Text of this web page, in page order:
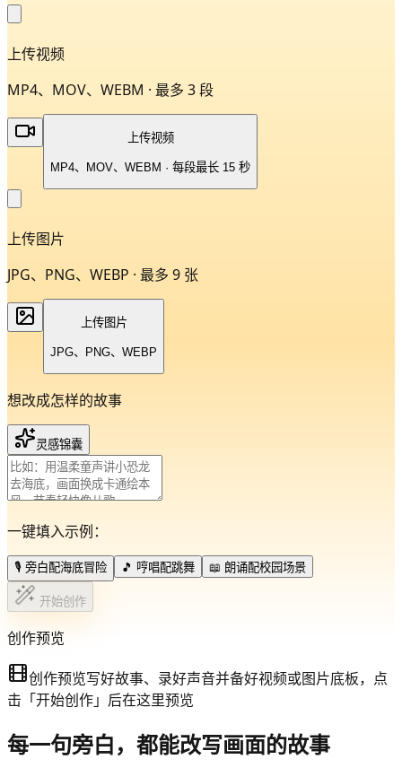
上传视频
MP4、MOV、WEBM · 最多 3 段
上传视频
MP4、MOV、WEBM · 每段最长 15 秒
上传图片
JPG、PNG、WEBP · 最多 9 张
上传图片
JPG、PNG、WEBP
想改成怎样的故事
灵感锦囊
一键填入示例：
🎙️ 旁白配海底冒险 🎵 哼唱配跳舞 📖 朗诵配校园场景
开始创作
创作预览
创作预览写好故事、录好声音并备好视频或图片底板，点
击「开始创作」后在这里预览
每一句旁白，都能改写画面的故事